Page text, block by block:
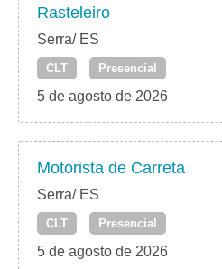
Rasteleiro
Serra/ ES
CLT Presencial
5 de agosto de 2026
Motorista de Carreta
Serra/ ES
CLT Presencial
5 de agosto de 2026